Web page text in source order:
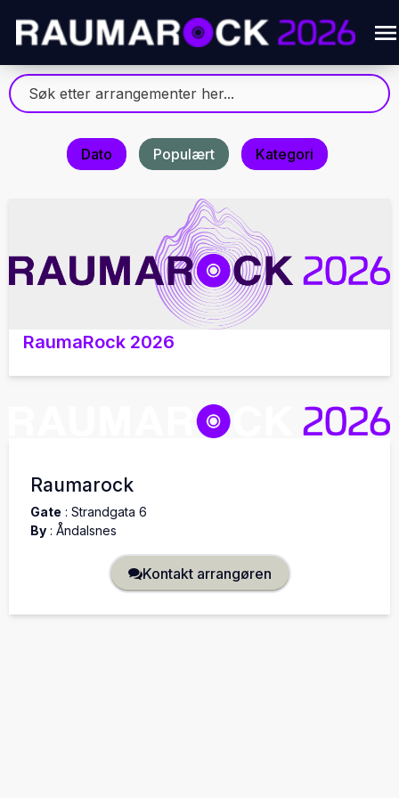
Dato Populært Kategori
RaumaRock 2026
Raumarock
Gate : Strandgata 6
By : Åndalsnes
Kontakt arrangøren